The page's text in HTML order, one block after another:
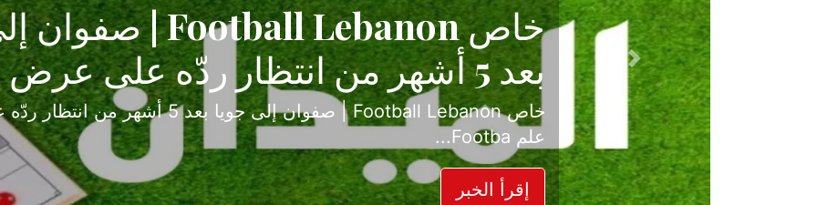
حكاية نجاح تبدأ من جبل محسن
الدرجة الأولى
بعد موسم حافل بالإثارة والصراع في دوري الدرجة الثانية، نجح الإخاء
حسم ل...
إقرأ الخبر
Previous